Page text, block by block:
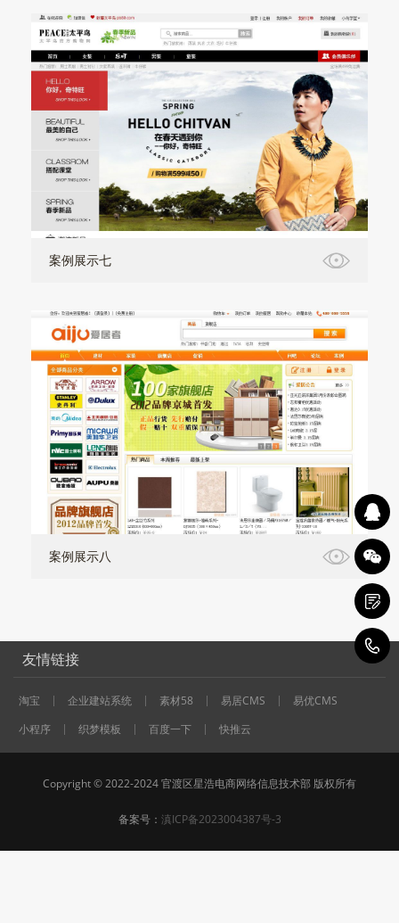
案例展示七
案例展示八
友情链接
淘宝 企业建站系统 素材58 易居CMS
易优CMS
小程序
织梦模板 百度一下 快推云
Copyright © 2022-2024 官渡区星浩电商网络信息技术部 版权所有
备案号： 滇ICP备2023004387号-3